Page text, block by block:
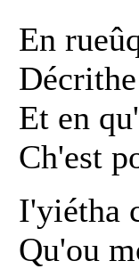
En
Et en
Ch'est
I'yiétha
Qu'ou